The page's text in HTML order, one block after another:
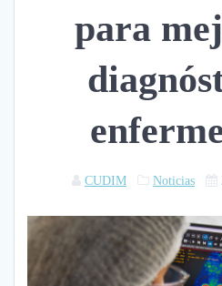
para
CUDIM Noticias